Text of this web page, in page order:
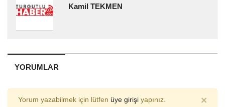
Kamil TEKMEN
YORUMLAR
Yorum yazabilmek için lütfen üye girişi yapınız. ×